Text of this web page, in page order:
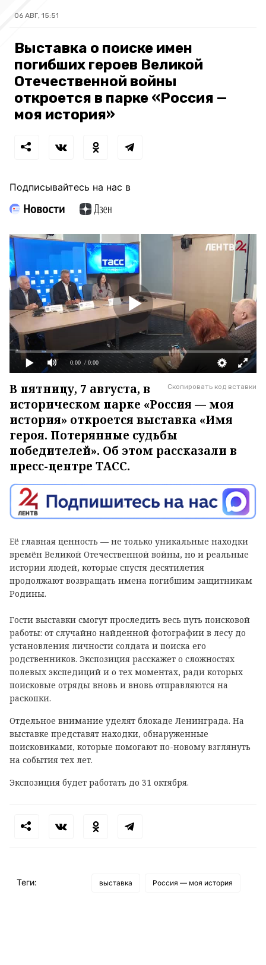
06 АВГ, 15:51
Выставка о поиске имен
погибших героев Великой
Отечественной войны
откроется в парке «Россия —
моя история»
Подписывайтесь на нас в
0:00 / 0:00
Скопировать код вставки
В пятницу, 7 августа, в
историческом парке «Россия — моя
история» откроется выставка «Имя
героя. Потерянные судьбы
победителей». Об этом рассказали в
пресс-центре ТАСС.
Её главная ценность — не только уникальные находки
времён Великой Отечественной войны, но и реальные
истории людей, которые спустя десятилетия
продолжают возвращать имена погибшим защитникам
Родины.
Гости выставки смогут проследить весь путь поисковой
работы: от случайно найденной фотографии в лесу до
установления личности солдата и поиска его
родственников. Экспозиция расскажет о сложностях
полевых экспедиций и о тех моментах, ради которых
поисковые отряды вновь и вновь отправляются на
раскопки.
Отдельное внимание уделят блокаде Ленинграда. На
выставке представят находки, обнаруженные
поисковиками, которые помогают по-новому взглянуть
на события тех лет.
Экспозиция будет работать до 31 октября.
Теги: выставка Россия — моя история